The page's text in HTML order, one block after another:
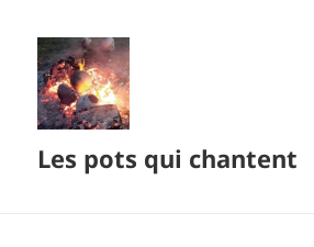
Les pots qui chantent